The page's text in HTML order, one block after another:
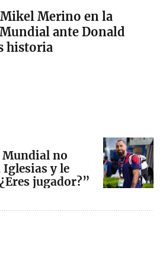
Merino en la
ante Donald
historia
Mundial no
Iglesias y le
jugador?”